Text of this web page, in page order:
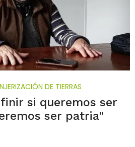
DE TIERRAS
si queremos ser
ser patria"